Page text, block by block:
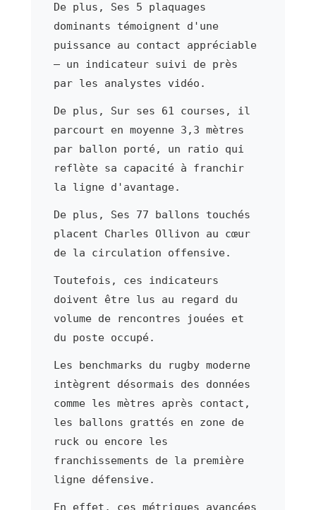
De plus, Ses 5 plaquages
dominants témoignent d'une
puissance au contact appréciable
— un indicateur suivi de près
par les analystes vidéo.
De plus, Sur ses 61 courses, il
parcourt en moyenne 3,3 mètres
par ballon porté, un ratio qui
reflète sa capacité à franchir
la ligne d'avantage.
De plus, Ses 77 ballons touchés
placent Charles Ollivon au cœur
de la circulation offensive.
Toutefois, ces indicateurs
doivent être lus au regard du
volume de rencontres jouées et
du poste occupé.
Les benchmarks du rugby moderne
intègrent désormais des données
comme les mètres après contact,
les ballons grattés en zone de
ruck ou encore les
franchissements de la première
ligne défensive.
En effet, ces métriques avancées